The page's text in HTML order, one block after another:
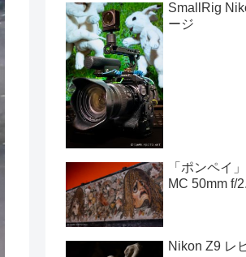
SmallRig
ージ
「ポンペイ
MC 50mm f/
Nikon Z9 レ